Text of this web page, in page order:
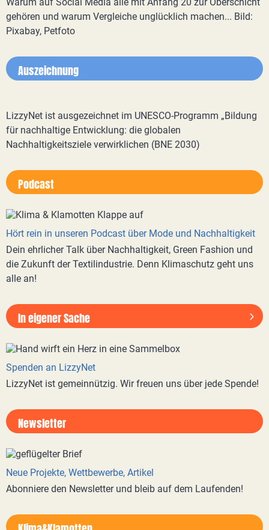
gehören und warum Vergleiche unglücklich machen... Bild:
Pixabay, Petfoto
Auszeichnung
LizzyNet ist ausgezeichnet im UNESCO-Programm „Bildung
für nachhaltige Entwicklung: die globalen
Nachhaltigkeitsziele verwirklichen (BNE 2030)
Podcast
Hört rein in unseren Podcast über Mode und Nachhaltigkeit
Dein ehrlicher Talk über Nachhaltigkeit, Green Fashion und
die Zukunft der Textilindustrie. Denn Klimaschutz geht uns
alle an!
In eigener Sache
Spenden an LizzyNet
LizzyNet ist gemeinnützig. Wir freuen uns über jede Spende!
Newsletter
Neue Projekte, Wettbewerbe, Artikel
Abonniere den Newsletter und bleib auf dem Laufenden!